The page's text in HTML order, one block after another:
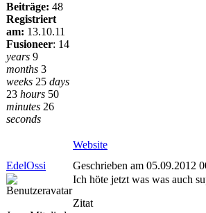
Beiträge: 48
Registriert
am: 13.10.11
Fusioneer: 14
years 9
months 3
weeks 25 days
23 hours 50
minutes 26
seconds
Website
EdelOssi
Geschrieben am 05.09.2012
Ich höte jetzt was was auch
Zitat